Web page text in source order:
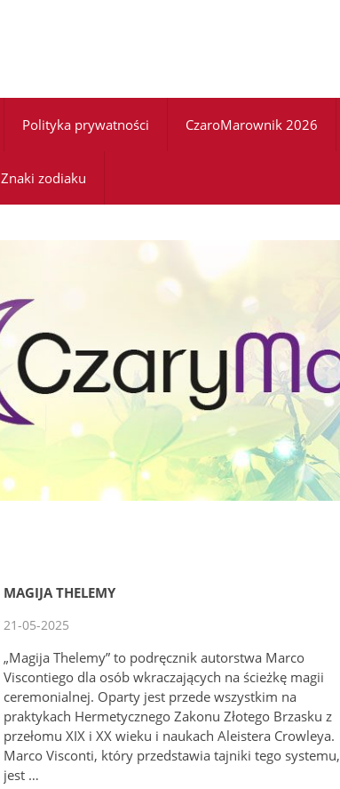
Polityka prywatności CzaroMarownik 2026
Znaki zodiaku
MAGIJA THELEMY
21-05-2025
„Magija Thelemy” to podręcznik autorstwa Marco
Viscontiego dla osób wkraczających na ścieżkę magii
ceremonialnej. Oparty jest przede wszystkim na
praktykach Hermetycznego Zakonu Złotego Brzasku z
przełomu XIX i XX wieku i naukach Aleistera Crowleya.
Marco Visconti, który przedstawia tajniki tego systemu,
jest …